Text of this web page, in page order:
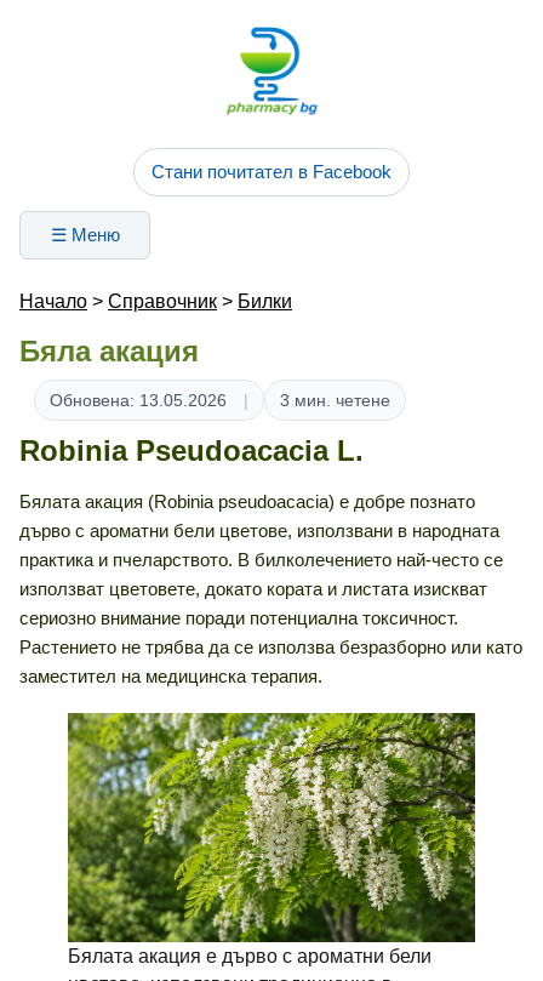
Стани почитател в Facebook
☰ Меню
Начало > Справочник > Билки
Бяла акация
Обновена: 13.05.2026 3 мин. четене
Robinia Pseudoacacia L.
Бялата акация (Robinia pseudoacacia) е добре познато
дърво с ароматни бели цветове, използвани в народната
практика и пчеларството. В билколечението най-често се
използват цветовете, докато кората и листата изискват
сериозно внимание поради потенциална токсичност.
Растението не трябва да се използва безразборно или като
заместител на медицинска терапия.
Бялата акация е дърво с ароматни бели